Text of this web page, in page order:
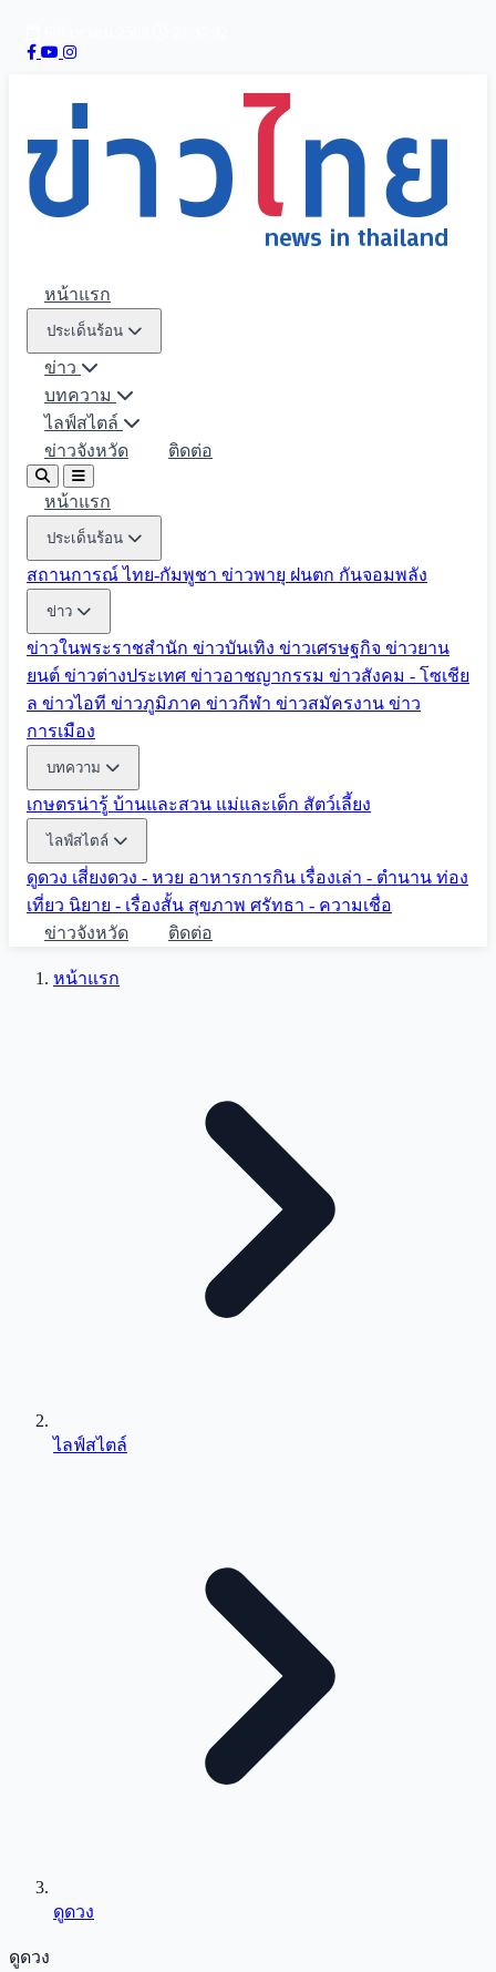
หน้าแรก
ประเด็นร้อน
ข่าว
บทความ
ไลฟ์สไตล์
ข่าวจังหวัด
ติดต่อ
หน้าแรก
ประเด็นร้อน
สถานการณ์ ไทย-กัมพูชา ข่าวพายุ ฝนตก กันจอมพลัง
ข่าว
ข่าวในพระราชสำนัก ข่าวบันเทิง ข่าวเศรษฐกิจ ข่าวยาน
ยนต์ ข่าวต่างประเทศ ข่าวอาชญากรรม ข่าวสังคม - โซเชีย
ล ข่าวไอที ข่าวภูมิภาค ข่าวกีฬา ข่าวสมัครงาน ข่าว
การเมือง
บทความ
เกษตรน่ารู้ บ้านและสวน แม่และเด็ก สัตว์เลี้ยง
ไลฟ์สไตล์
ดูดวง เสี่ยงดวง - หวย อาหารการกิน เรื่องเล่า - ตำนาน ท่อง
เที่ยว นิยาย - เรื่องสั้น สุขภาพ ศรัทธา - ความเชื่อ
ข่าวจังหวัด
ติดต่อ
หน้าแรก
ไลฟ์สไตล์
ดูดวง
ดูดวง